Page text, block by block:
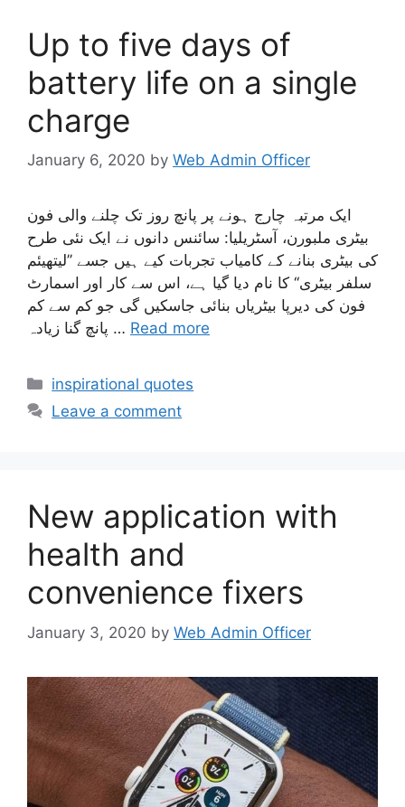
Up to five days of
battery life on a single
charge
January 6, 2020 by Web Admin Officer
ایک مرتبہ چارج ہونے پر پانچ روز تک چلنے والی فون
بیٹری ملبورن، آسٹریلیا: سائنس دانوں نے ایک نئی طرح
کی بیٹری بنانے کے کامیاب تجربات کیے ہیں جسے ’’لیتھیئم
سلفر بیٹری‘‘ کا نام دیا گیا ہے، اس سے کار اور اسمارٹ
فون کی دیرپا بیٹریاں بنائی جاسکیں گی جو کم سے کم
پانچ گنا زیادہ … Read more
inspirational quotes
Leave a comment
New application with
health and
convenience fixers
January 3, 2020 by Web Admin Officer